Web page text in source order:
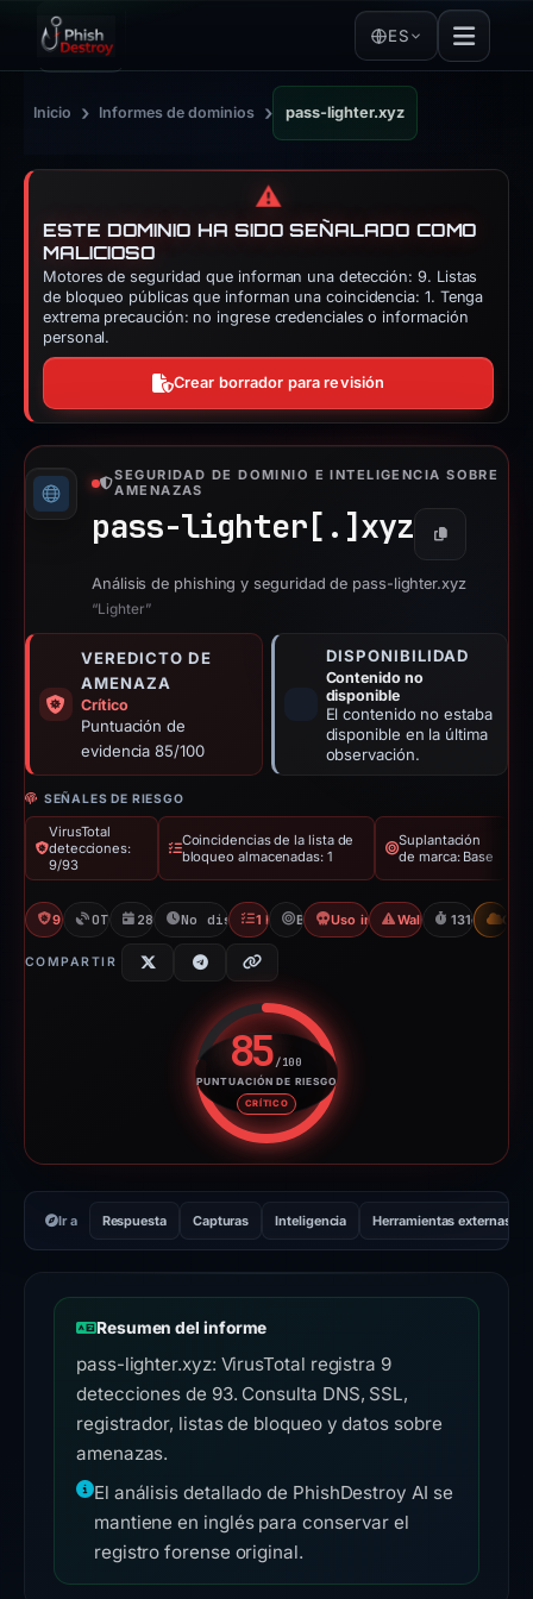
ES
Inicio › Informes de dominios › pass-lighter.xyz
⚠️
ESTE DOMINIO HA SIDO SEÑALADO COMO
MALICIOSO
Motores de seguridad que informan una detección: 9. Listas
de bloqueo públicas que informan una coincidencia: 1. Tenga
extrema precaución: no ingrese credenciales o información
personal.
Crear borrador para revisión
SEGURIDAD DE DOMINIO E INTELIGENCIA SOBRE
AMENAZAS
pass-lighter[.] xyz Copiar
Análisis de phishing y seguridad de pass-lighter.xyz
“Lighter”
VEREDICTO DE
AMENAZA
Crítico
Puntuación de
evidencia 85/100
DISPONIBILIDAD
Contenido no
disponible
El contenido no estaba
disponible en la última
observación.
SEÑALES DE RIESGO
VirusTotal
detecciones:
9/93
Coincidencias de la lista de
bloqueo almacenadas: 1
Suplantación
de marca: Base
9/93 VTOTX: 2 refs
28/12/2025No disponible desde 09/05/2026
1 Blocklist
Base Uso indebido de Wallet
Wallet/Seed131d to CDN
COMPARTIR
85/100
PUNTUACIÓN DE RIESGO
CRÍTICO
Puntuación de riesgo: 85
Ir a Respuesta Capturas Inteligencia Herramientas externas
Resumen del informe
pass-lighter.xyz: VirusTotal registra 9
detecciones de 93. Consulta DNS, SSL,
registrador, listas de bloqueo y datos sobre
amenazas.
El análisis detallado de PhishDestroy AI se
mantiene en inglés para conservar el
registro forense original.